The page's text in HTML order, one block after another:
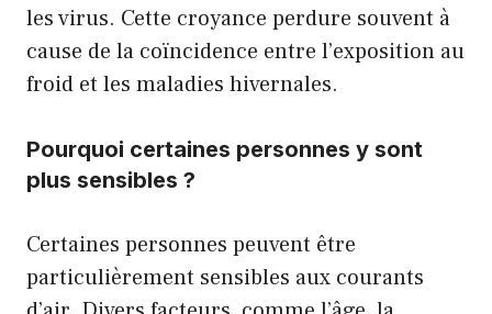
les virus. Cette croyance perdure souvent à
cause de la coïncidence entre l’exposition au
froid et les maladies hivernales.
Pourquoi certaines personnes y sont
plus sensibles ?
Certaines personnes peuvent être
particulièrement sensibles aux courants